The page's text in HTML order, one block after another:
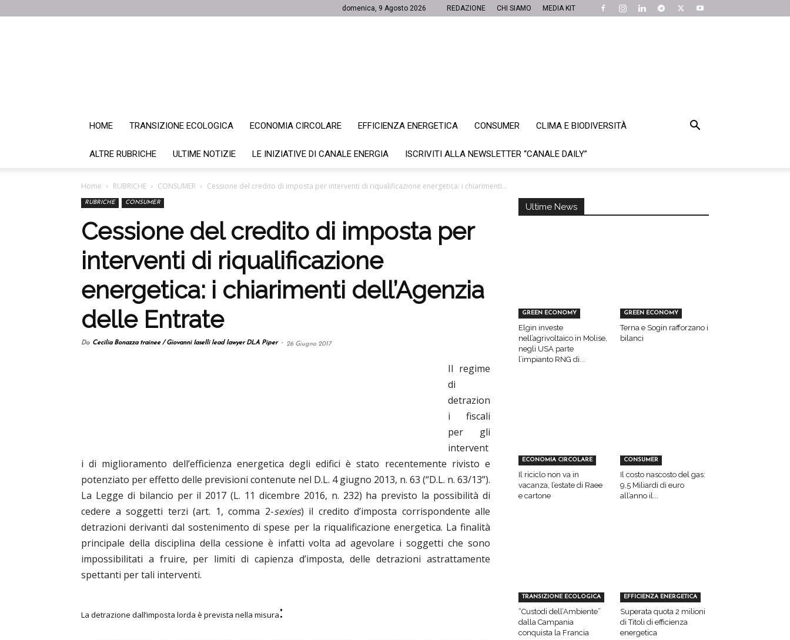
domenica, 9 Agosto 2026 REDAZIONE CHI SIAMO MEDIA KIT
HOME TRANSIZIONE ECOLOGICA ECONOMIA CIRCOLARE EFFICIENZA ENERGETICA CONSUMER CLIMA E BIODIVERSITÀ
ALTRE RUBRICHE ULTIME NOTIZIE LE INIZIATIVE DI CANALE ENERGIA ISCRIVITI ALLA NEWSLETTER “CANALE DAILY”
Home RUBRICHE CONSUMER Cessione del credito di imposta per interventi di riqualificazione energetica: i chiarimenti...
RUBRICHE CONSUMER
Cessione del credito di imposta per
interventi di riqualificazione
energetica: i chiarimenti dell’Agenzia
delle Entrate
Da Cecilia Bonazza trainee / Giovanni Iaselli lead lawyer DLA Piper - 26 Giugno 2017
Il regime
di
detrazion
i fiscali
per gli
intervent
i di miglioramento dell’efficienza energetica degli edifici è stato recentemente rivisto e
potenziato per effetto delle previsioni contenute nel D.L. 4 giugno 2013, n. 63 (“D.L. n. 63/13”).
La Legge di bilancio per il 2017 (L. 11 dicembre 2016, n. 232) ha previsto la possibilità di
cedere a soggetti terzi (art. 1, comma 2-sexies) il credito d’imposta corrispondente alle
detrazioni derivanti dal sostenimento di spese per la riqualificazione energetica. La finalità
principale della disciplina della cessione è infatti volta ad agevolare i soggetti che sono
impossibilitati a fruire, per limiti di capienza d’imposta, delle detrazioni astrattamente
spettanti per tali interventi.
La detrazione dall’imposta lorda è prevista nella misura:
Ultime News
GREEN ECONOMY
Elgin investe
nell’agrivoltaico in Molise,
negli USA parte
l’impianto RNG di...
GREEN ECONOMY
Terna e Sogin rafforzano i
bilanci
ECONOMIA CIRCOLARE
Il riciclo non va in
vacanza, l’estate di Raee
e cartone
CONSUMER
Il costo nascosto del gas:
9,5 Miliardi di euro
all’anno il...
TRANSIZIONE ECOLOGICA
“Custodi dell’Ambiente”
dalla Campania
conquista la Francia
EFFICIENZA ENERGETICA
Superata quota 2 milioni
di Titoli di efficienza
energetica